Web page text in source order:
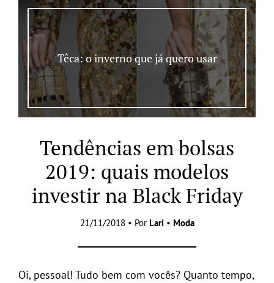
Têca: o inverno que já quero usar
Tendências em bolsas
2019: quais modelos
investir na Black Friday
21/11/2018 • Por Lari • Moda
Oi, pessoal! Tudo bem com vocês? Quanto tempo,